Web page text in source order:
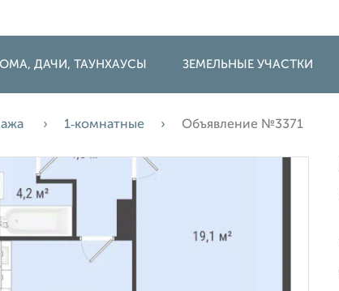
ДАЧИ, ТАУНХАУСЫ ЗЕМЕЛЬНЫЕ УЧАСТКИ
1‑комнатные Объявление №3371